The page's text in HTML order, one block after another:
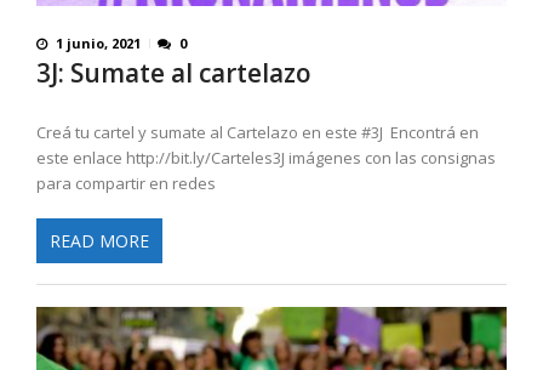
1 junio, 2021 0
3J: Sumate al cartelazo
Creá tu cartel y sumate al Cartelazo en este #3J Encontrá en
este enlace http://bit.ly/Carteles3J imágenes con las consignas
para compartir en redes
READ MORE